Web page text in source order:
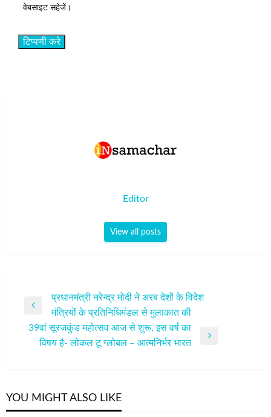
वेबसाइट सहेजें।
Editor
View all posts
नेविगेशन
Previous
Post
प्रधानमंत्री नरेन्द्र मोदी ने अरब देशों के विदेश
मंत्रियों के प्रतिनिधिमंडल से मुलाकात की
Next
39वां सूरजकुंड महोत्सव आज से शुरू, इस वर्ष का
विषय है- लोकल टू ग्लोबल – आत्मनिर्भर भारत
YOU MIGHT ALSO LIKE